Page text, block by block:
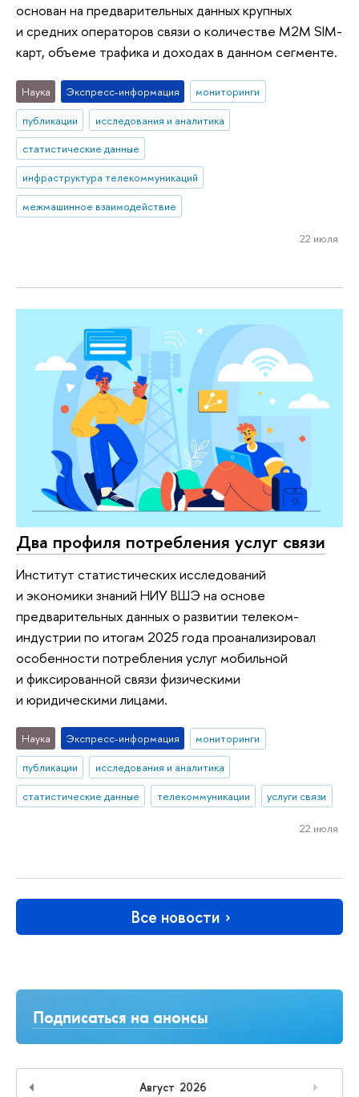
Подписаться на анонсы
Август 2026
основан на предварительных данных крупных
и средних операторов связи о количестве M2M SIM-
карт, объеме трафика и доходах в данном сегменте.
Наука Экспресс-информация
мониторинги
публикации
исследования и аналитика
статистические данные
инфраструктура телекоммуникаций
межмашинное взаимодействие
22 июля
Два профиля потребления услуг связи
Институт статистических исследований
и экономики знаний НИУ ВШЭ на основе
предварительных данных о развитии телеком-
индустрии по итогам 2025 года проанализировал
особенности потребления услуг мобильной
и фиксированной связи физическими
и юридическими лицами.
Наука Экспресс-информация
мониторинги
публикации
исследования и аналитика
статистические данные
телекоммуникации услуги связи
22 июля
Все новости